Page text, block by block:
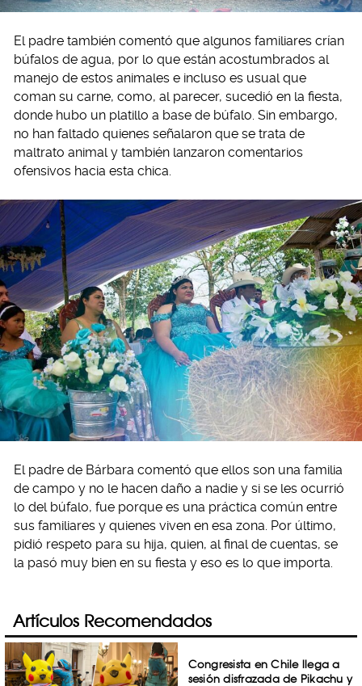
El padre también comentó que algunos familiares crían
búfalos de agua, por lo que están acostumbrados al
manejo de estos animales e incluso es usual que
coman su carne, como, al parecer, sucedió en la fiesta,
donde hubo un platillo a base de búfalo. Sin embargo,
no han faltado quienes señalaron que se trata de
maltrato animal y también lanzaron comentarios
ofensivos hacia esta chica.
El padre de Bárbara comentó que ellos son una familia
de campo y no le hacen daño a nadie y si se les ocurrió
lo del búfalo, fue porque es una práctica común entre
sus familiares y quienes viven en esa zona. Por último,
pidió respeto para su hija, quien, al final de cuentas, se
la pasó muy bien en su fiesta y eso es lo que importa.
Artículos Recomendados
Congresista en Chile llega a
sesión disfrazada de Pikachu y